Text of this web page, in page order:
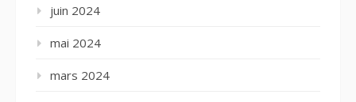
juin 2024
mai 2024
mars 2024